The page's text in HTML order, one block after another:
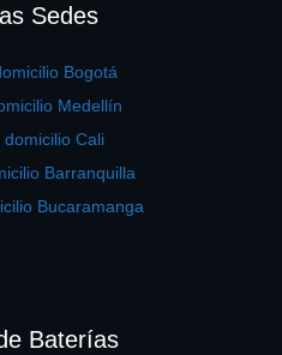
Sedes
Bogotá
Medellín
Cali
Barranquilla
Bucaramanga
Baterías